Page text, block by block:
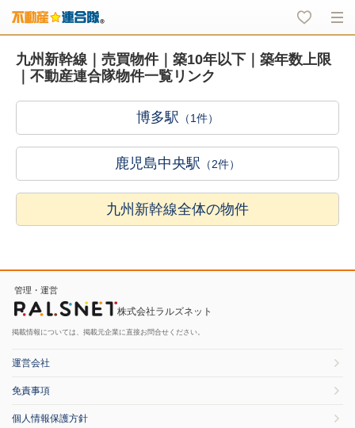
九州新幹線｜売買物件｜築10年以下｜築年数上限
｜不動産連合隊物件一覧リンク
博多駅 （1件）
鹿児島中央駅 （2件）
九州新幹線全体の物件
管理・運営
株式会社ラルズネット
掲載情報については、掲載元企業に直接お問合せください。
運営会社
免責事項
個人情報保護方針